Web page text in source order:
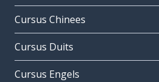
Cursus Chinees
Cursus Duits
Cursus Engels